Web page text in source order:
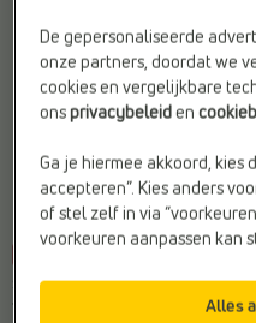
SANDALEN OP HAK
Tamaris
De gepersonaliseerde
onze partners, doordat we
cookies en vergelijkbare
onsprivacybeleiden
Ga je hiermee akkoord, kies
accepteren”. Kies anders
of stel zelf in via
voorkeuren aanpassen kan
Alles